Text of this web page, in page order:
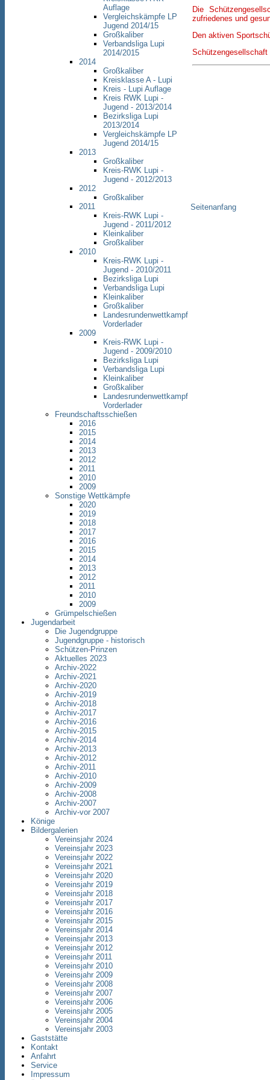
Auflage
Vergleichskämpfe LP
Jugend 2014/15
Großkaliber
Verbandsliga Lupi
2014/2015
2014
Großkaliber
Kreisklasse A - Lupi
Kreis - Lupi Auflage
Kreis RWK Lupi -
Jugend - 2013/2014
Bezirksliga Lupi
2013/2014
Vergleichskämpfe LP
Jugend 2014/15
2013
Großkaliber
Kreis-RWK Lupi -
Jugend - 2012/2013
2012
Großkaliber
2011
Kreis-RWK Lupi -
Jugend - 2011/2012
Kleinkaliber
Großkaliber
2010
Kreis-RWK Lupi -
Jugend - 2010/2011
Bezirksliga Lupi
Verbandsliga Lupi
Kleinkaliber
Großkaliber
Landesrundenwettkampf
Vorderlader
2009
Kreis-RWK Lupi -
Jugend - 2009/2010
Bezirksliga Lupi
Verbandsliga Lupi
Kleinkaliber
Großkaliber
Landesrundenwettkampf
Vorderlader
Freundschaftsschießen
2016
2015
2014
2013
2012
2011
2010
2009
Sonstige Wettkämpfe
2020
2019
2018
2017
2016
2015
2014
2013
2012
2011
2010
2009
Grümpelschießen
Jugendarbeit
Die Jugendgruppe
Jugendgruppe - historisch
Schützen-Prinzen
Aktuelles 2023
Archiv-2022
Archiv-2021
Archiv-2020
Archiv-2019
Archiv-2018
Archiv-2017
Archiv-2016
Archiv-2015
Archiv-2014
Archiv-2013
Archiv-2012
Archiv-2011
Archiv-2010
Archiv-2009
Archiv-2008
Archiv-2007
Archiv-vor 2007
Könige
Bildergalerien
Vereinsjahr 2024
Vereinsjahr 2023
Vereinsjahr 2022
Vereinsjahr 2021
Vereinsjahr 2020
Vereinsjahr 2019
Vereinsjahr 2018
Vereinsjahr 2017
Vereinsjahr 2016
Vereinsjahr 2015
Vereinsjahr 2014
Vereinsjahr 2013
Vereinsjahr 2012
Vereinsjahr 2011
Vereinsjahr 2010
Vereinsjahr 2009
Vereinsjahr 2008
Vereinsjahr 2007
Vereinsjahr 2006
Vereinsjahr 2005
Vereinsjahr 2004
Vereinsjahr 2003
Gaststätte
Kontakt
Anfahrt
Service
Impressum
Die
zufriedenes und
Den aktiven
Schützengesellschaft
Seitenanfang